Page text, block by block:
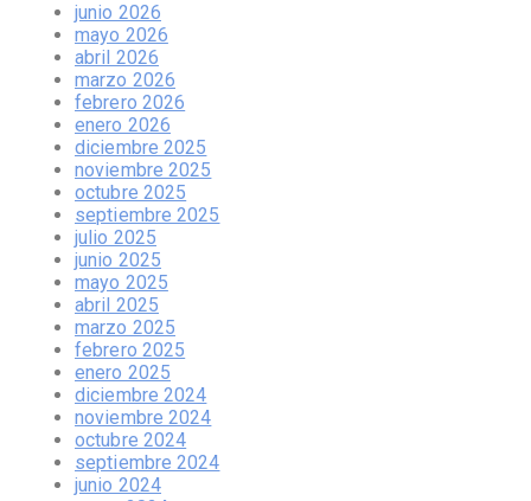
junio 2026
mayo 2026
abril 2026
marzo 2026
febrero 2026
enero 2026
diciembre 2025
noviembre 2025
octubre 2025
septiembre 2025
julio 2025
junio 2025
mayo 2025
abril 2025
marzo 2025
febrero 2025
enero 2025
diciembre 2024
noviembre 2024
octubre 2024
septiembre 2024
junio 2024